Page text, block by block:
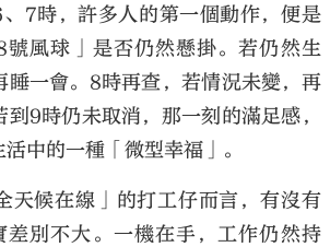
7時，許多人的第一個動作，便是
風球」是否仍然懸掛。若仍然生
睡一會。8時再查，若情況未變，再
9時仍未取消，那一刻的滿足感，
中的一種「微型幸福」。
天候在線」的打工仔而言，有沒有
差別不大。一機在手，工作仍然持